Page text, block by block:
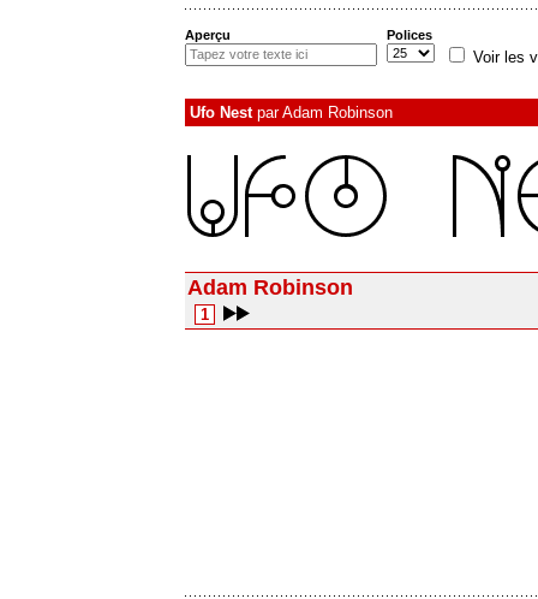
Aperçu Polices
Voir les
Ufo NestparAdam Robinson
Adam Robinson
1